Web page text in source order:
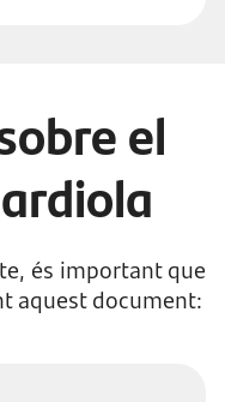
el
és important que
aquest document: